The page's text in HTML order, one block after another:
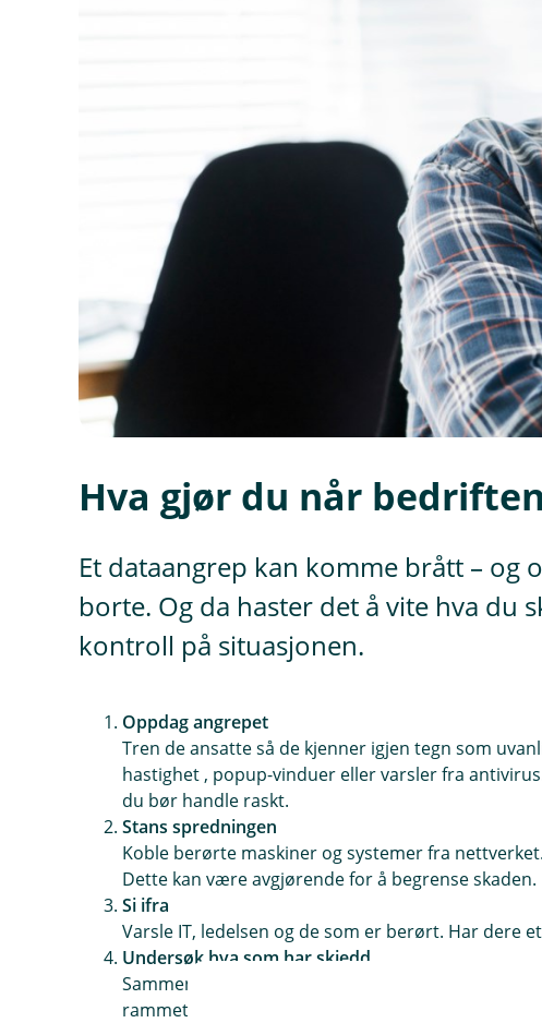
Hva gjør du når
Et dataangrep kan komme brått – og
borte. Og da haster det å vite hva du
kontroll på situasjonen.
Oppdag angrepet
Tren de ansatte så de kjenner igjen tegn som
hastighet , popup-vinduer eller varsler fra
du bør handle raskt.
Stans spredningen
Koble berørte maskiner og systemer fra
Dette kan være avgjørende for å begrense skaden.
Si ifra
Varsle IT, ledelsen og de som er berørt. Har dere
Undersøk hva som har skjedd
Sammen med IT må du finne ut hvordan angrepet
rammet? Hva er risikoen? Samle loggfiler og